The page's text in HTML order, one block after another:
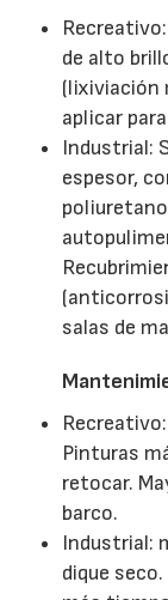
de alto
(lixiviación
aplicar
Industrial:
espesor,
salas de
Pinturas
retocar.
barco.
Industrial:
dique